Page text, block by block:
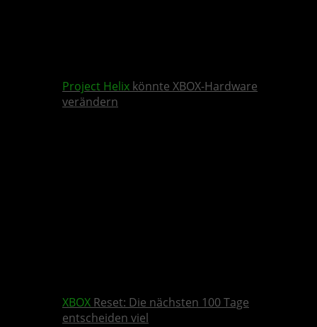
Project Helix könnte XBOX-Hardware
verändern
XBOX Reset: Die nächsten 100 Tage
entscheiden viel